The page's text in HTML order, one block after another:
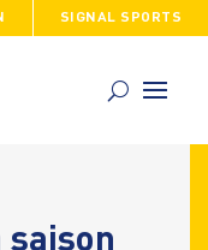
SIGNAL SPORTS
saison